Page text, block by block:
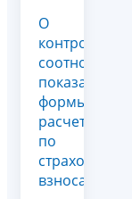
О
контрольных
соотношениях
показателей
формы
расчета
по
страховым
взносам